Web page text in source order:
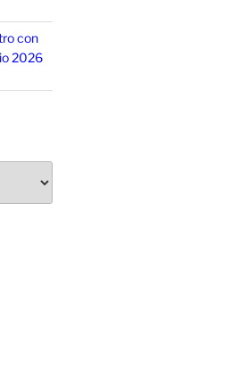
con
2026